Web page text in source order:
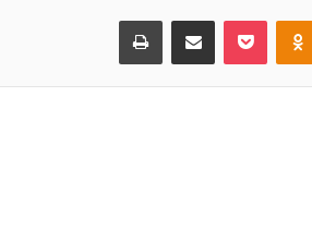
بوكيت